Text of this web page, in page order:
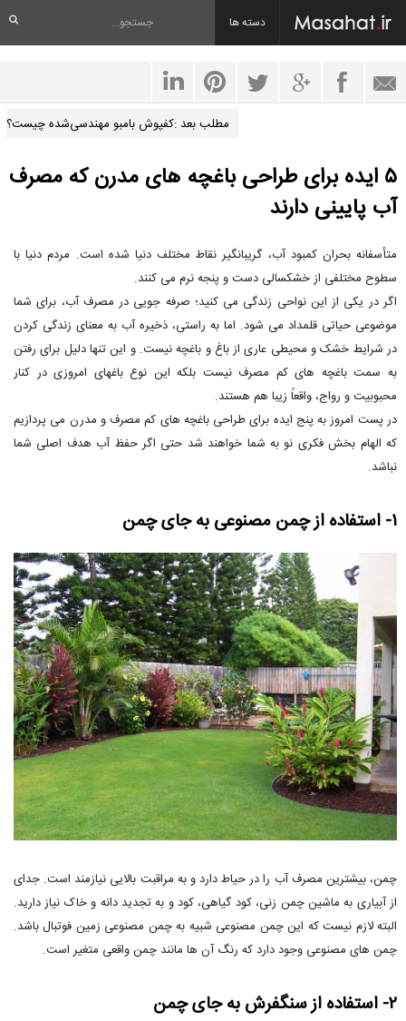
دسته ها
مطلب بعد :کفپوش بامبو مهندسی‌شده چیست؟
۵ ایده برای طراحی باغچه های مدرن که مصرف
آب پایینی دارند
متأسفانه بحران کمبود آب، گریبانگیر نقاط مختلف دنیا شده است. مردم دنیا با
سطوح مختلفی از خشکسالی دست و پنجه نرم می کنند.
اگر در یکی از این نواحی زندگی می کنید؛ صرفه جویی در مصرف آب، برای شما
موضوعی حیاتی قلمداد می شود. اما به راستی، ذخیره آب به معنای زندگی کردن
در شرایط خشک و محیطی عاری از باغ و باغچه نیست. و این تنها دلیل برای رفتن
به سمت باغچه های کم مصرف نیست بلکه این نوع باغهای امروزی در کنار
محبوبیت و رواج، واقعاً زیبا هم هستند.
در پست امروز به پنج ایده برای طراحی باغچه های کم مصرف و مدرن می پردازیم
که الهام بخش فکری نو به شما خواهند شد حتی اگر حفظ آب هدف اصلی شما
نباشد.
۱- استفاده از چمن مصنوعی به جای چمن
چمن، بیشترین مصرف آب را در حیاط دارد و به مراقبت بالایی نیازمند است. جدای
از آبیاری به ماشین چمن زنی، کود گیاهی، کود و به تجدید دانه و خاک نیاز دارید.
البته لازم نیست که این چمن مصنوعی شبیه به چمن مصنوعی زمین فوتبال باشد.
چمن های مصنوعی وجود دارد که رنگ آن ها مانند چمن واقعی متغیر است.
۲- استفاده از سنگفرش به جای چمن